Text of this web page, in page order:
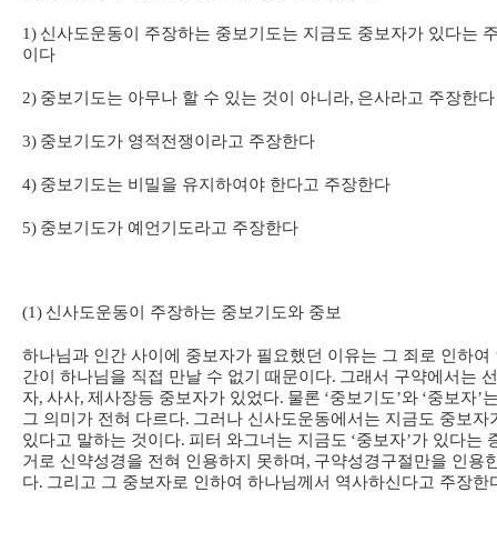
1) 신사도운동이 주장하는 중보기도는 지금도 중보자가 있다는
이다
2) 중보기도는 아무나 할 수 있는 것이 아니라, 은사라고 주장한다
3) 중보기도가 영적전쟁이라고 주장한다
4) 중보기도는 비밀을 유지하여야 한다고 주장한다
5) 중보기도가 예언기도라고 주장한다
(1) 신사도운동이 주장하는 중보기도와 중보
하나님과 인간 사이에 중보자가 필요했던 이유는 그 죄로 인하여
간이 하나님을 직접 만날 수 없기 때문이다. 그래서 구약에서는
자, 사사, 제사장등 중보자가 있었다. 물론 ‘중보기도’와 ‘중보자’
그 의미가 전혀 다르다. 그러나 신사도운동에서는 지금도 중보자
있다고 말하는 것이다. 피터 와그너는 지금도 ‘중보자’가 있다는
거로 신약성경을 전혀 인용하지 못하며 , 구약성경구절만을 인용
다. 그리고 그 중보자로 인하여 하나님께서 역사하신다고 주장한